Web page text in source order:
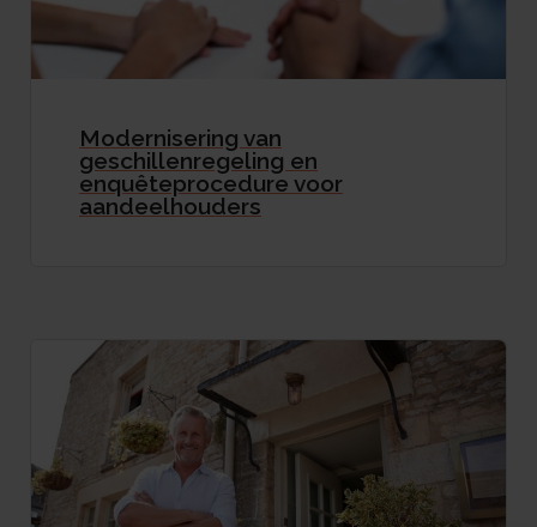
Modernisering van
geschillenregeling en
enquêteprocedure voor
aandeelhouders